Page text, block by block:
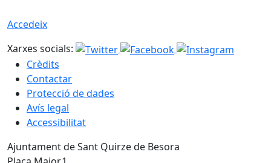
Accedeix
Xarxes socials:
Crèdits
Contactar
Protecció de dades
Avís legal
Accessibilitat
Ajuntament de Sant Quirze de Besora